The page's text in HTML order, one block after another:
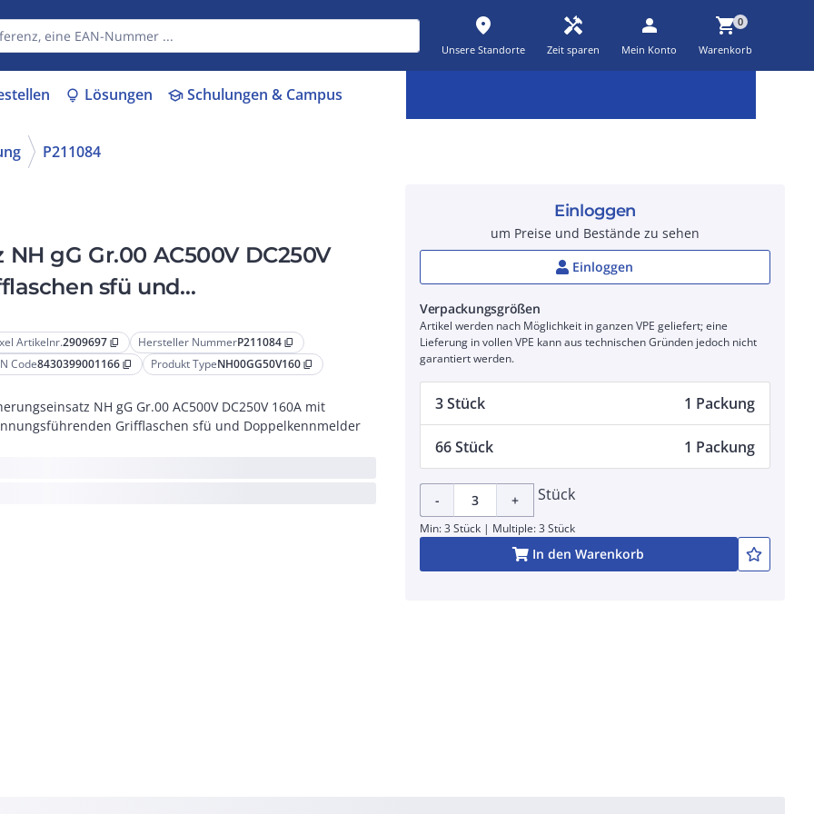
place
Unsere Standorte
handyman
Zeit sparen
person
Mein Konto
shopping_cart0
Warenkorb
lightbulb Lösungen schoolSchulungen & Campus
P211084
gG Gr.00 AC500V DC250V
sfü und
Artikelnr.2909697 content_copy Hersteller NummerP211084 content_copy
Code8430399001166 content_copy Produkt TypeNH00GG50V160 content_copy
NH gG Gr.00 AC500V DC250V 160A mit
Grifflaschen sfü und Doppelkennmelder
Einloggen
um Preise und Bestände zu sehen
Einloggen
Verpackungsgrößen
Artikel werden nach Möglichkeit in ganzen VPE geliefert; eine
Lieferung in vollen VPE kann aus technischen Gründen jedoch nicht
garantiert werden.
3 Stück 1 Packung
66 Stück 1 Packung
- + Stück
Min: 3 Stück | Multiple: 3 Stück
In den Warenkorb